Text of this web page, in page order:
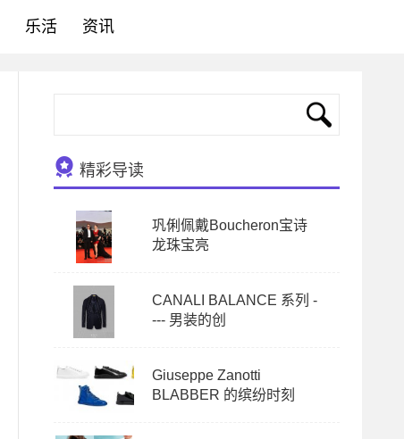
乐活 资讯
精彩导读
巩俐佩戴Boucheron宝诗
龙珠宝亮
CANALI BALANCE 系列 -
--- 男装的创
Giuseppe Zanotti
BLABBER 的缤纷时刻